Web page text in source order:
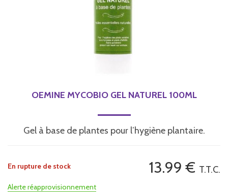
OEMINE MYCOBIO GEL NATUREL 100ML
Gel à base de plantes pour l’hygiène plantaire.
13.99 € T.T.C.
En rupture de stock
Alerte réapprovisionnement